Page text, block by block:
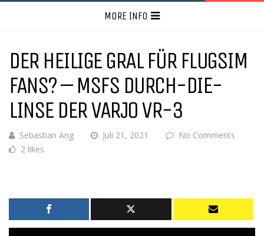
MORE INFO
DER HEILIGE GRAL FÜR FLUGSIM
FANS? – MSFS DURCH-DIE-
LINSE DER VARJO VR-3
Sebastian Ang Juli 21, 2021
No Comments
2 likes